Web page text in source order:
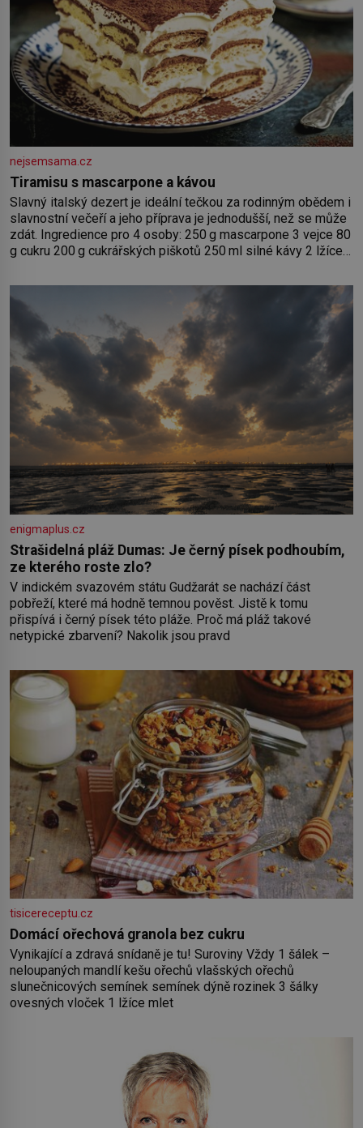
nejsemsama.cz
Tiramisu s mascarpone a kávou
Slavný italský dezert je ideální tečkou za rodinným obědem i
slavnostní večeří a jeho příprava je jednodušší, než se může
zdát. Ingredience pro 4 osoby: 250 g mascarpone 3 vejce 80
g cukru 200 g cukrářských piškotů 250 ml silné kávy 2 lžíce
bílků. Žloutky vyšlehejte s cukrem do světlé pěny a postupně
do nich vmíchejte mascarpone, aby vznikl hladký
enigmaplus.cz
Strašidelná pláž Dumas: Je černý písek podhoubím,
ze kterého roste zlo?
V indickém svazovém státu Gudžarát se nachází část
pobřeží, které má hodně temnou pověst. Jistě k tomu
přispívá i černý písek této pláže. Proč má pláž takové
netypické zbarvení? Nakolik jsou pravd
tisicereceptu.cz
Domácí ořechová granola bez cukru
Vynikající a zdravá snídaně je tu! Suroviny Vždy 1 šálek –
neloupaných mandlí kešu ořechů vlašských ořechů
slunečnicových semínek semínek dýně rozinek 3 šálky
ovesných vloček 1 lžíce mlet